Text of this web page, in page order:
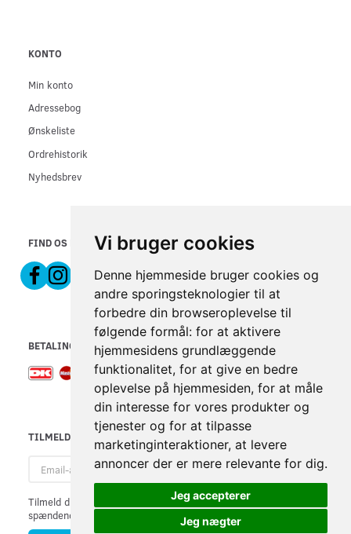
Vi bruger cookies
Denne hjemmeside bruger cookies og
andre sporingsteknologier til at
forbedre din browseroplevelse til
følgende formål: for at aktivere
hjemmesidens grundlæggende
funktionalitet, for at give en bedre
oplevelse på hjemmesiden, for at måle
din interesse for vores produkter og
tjenester og for at tilpasse
marketinginteraktioner, at levere
annoncer der er mere relevante for dig.
Jeg accepterer
Jeg nægter
KONTO
Min konto
Adressebog
Ønskeliste
Ordrehistorik
Nyhedsbrev
FIND OS PÅ
BETALINGSMETODER
TILMELD NYHEDSBREV
adresse
Tilmeld dig vores nyhedsbrev og modtag gode tilbud samt andre
spændende nyheder direkte i din indbakke.